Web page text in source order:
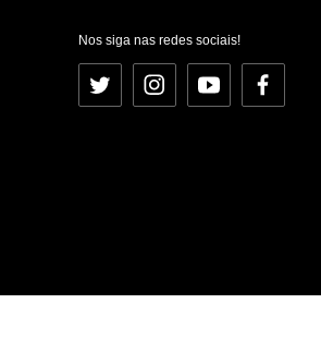
Nos siga nas redes sociais!
Twitter InstagramYouTubeFacebook